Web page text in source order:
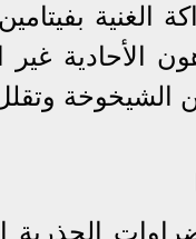
الأحادية
الشيخوخة
الجذرية